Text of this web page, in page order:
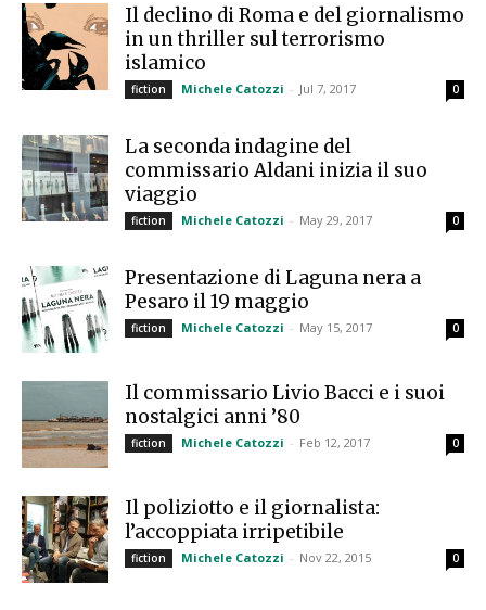
Il declino di Roma e del giornalismo
in un thriller sul terrorismo
islamico
fiction Michele Catozzi - Jul 7, 2017 0
La seconda indagine del
commissario Aldani inizia il suo
viaggio
fiction Michele Catozzi - May 29, 2017 0
Presentazione di Laguna nera a
Pesaro il 19 maggio
fiction Michele Catozzi - May 15, 2017 0
Il commissario Livio Bacci e i suoi
nostalgici anni ’80
fiction Michele Catozzi - Feb 12, 2017 0
Il poliziotto e il giornalista:
l’accoppiata irripetibile
fiction Michele Catozzi - Nov 22, 2015 0